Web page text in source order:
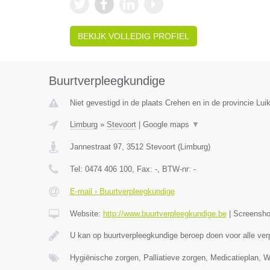
BEKIJK VOLLEDIG PROFIEL
Buurtverpleegkundige
Niet gevestigd in de plaats Crehen en in de provincie
Limburg» Stevoort| Google maps ▼
Jannestraat 97, 3512 Stevoort(Limburg)
Tel: 0474 406 100, Fax: -, BTW-nr: -
E-mail › Buurtverpleegkundige
Website: http://www.buurtverpleegkundige.be|
U kan op buurtverpleegkundige beroep doen voor alle
Hygiënische zorgen, Palliatieve zorgen, Medicatieplan,